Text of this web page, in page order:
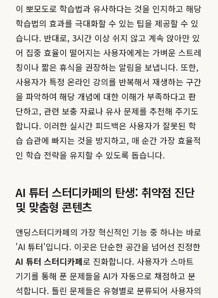
이 뽀모도로 학습법과 유사하다는 것을 인지하고 해당
학습법의 효과를 극대화할 수 있는 팁을 제공할 수 있
습니다. 반대로, 3시간 이상 쉬지 않고 계속 앉아만 있
어 집중 효율이 떨어지는 사용자에게는 가벼운 스트레
칭이나 짧은 휴식을 권장하는 알림을 보냅니다. 또한,
사용자가 특정 온라인 강의를 반복해서 재생하는 구간
을 파악하여 해당 개념에 대한 이해가 부족하다고 판
단하고, 관련 보충 자료나 유사 문제를 추천해 주기도
합니다. 이러한 실시간 피드백은 사용자가 잘못된 학
습 습관에 빠지는 것을 방지하고, 매 순간 가장 효율적
인 학습 전략을 유지할 수 있도록 돕습니다.
AI 튜터 스터디카페의 탄생: 취약점 진단
및 맞춤형 콘텐츠
앤딩스터디카페의 가장 혁신적인 기능 중 하나는 바로
'AI 튜터'입니다. 이곳은 단순한 공간을 넘어선 진정한
AI 튜터 스터디카페로 진화합니다. 사용자가 스마트
기기를 통해 푼 문제들을 AI가 자동으로 채점하고 분
석합니다. 틀린 문제들은 유형별로 분류되어 사용자의